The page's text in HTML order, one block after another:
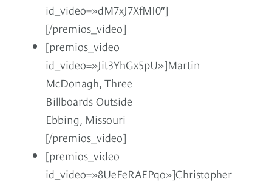
id_video=»dM7xJ7XfMI0″]
[/premios_video]
[premios_video
id_video=»Jit3YhGx5pU»]Martin
McDonagh, Three
Billboards Outside
Ebbing, Missouri
[/premios_video]
[premios_video
id_video=»8UeFeRAEPqo»]Christopher